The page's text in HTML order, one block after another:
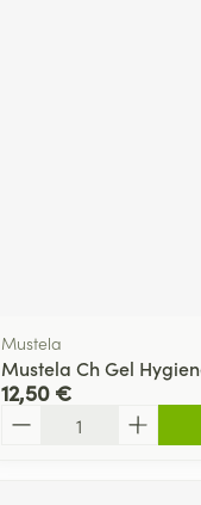
Mustela
Mustela Ch Gel
12,50 €